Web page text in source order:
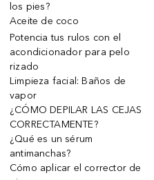
los pies?
Aceite de coco
Potencia tus rulos con el
acondicionador para pelo
rizado
Limpieza facial: Baños de
vapor
¿CÓMO DEPILAR LAS CEJAS
CORRECTAMENTE?
¿Qué es un sérum
antimanchas?
Cómo aplicar el corrector de